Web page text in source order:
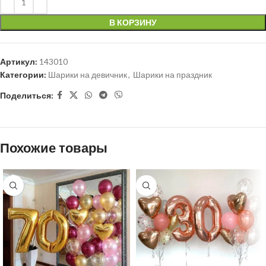
В КОРЗИНУ
Артикул: 143010
Категории: Шарики на девичник, Шарики на праздник
Поделиться:
Похожие товары